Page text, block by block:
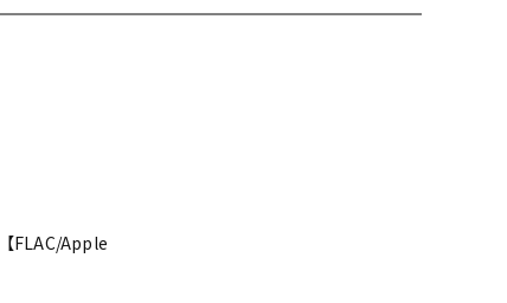
FLAC/Apple